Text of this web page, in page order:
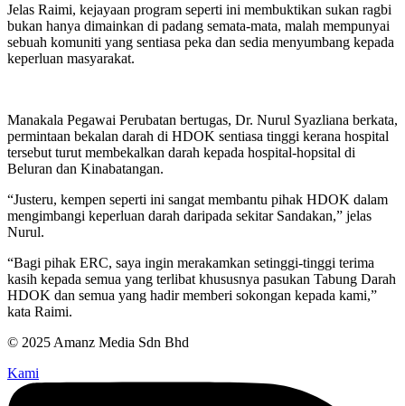
Jelas Raimi, kejayaan program seperti ini membuktikan sukan ragbi
bukan hanya dimainkan di padang semata-mata, malah mempunyai
sebuah komuniti yang sentiasa peka dan sedia menyumbang kepada
keperluan masyarakat.
Manakala Pegawai Perubatan bertugas, Dr. Nurul Syazliana berkata,
permintaan bekalan darah di HDOK sentiasa tinggi kerana hospital
tersebut turut membekalkan darah kepada hospital-hopsital di
Beluran dan Kinabatangan.
“Justeru, kempen seperti ini sangat membantu pihak HDOK dalam
mengimbangi keperluan darah daripada sekitar Sandakan,” jelas
Nurul.
“Bagi pihak ERC, saya ingin merakamkan setinggi-tinggi terima
kasih kepada semua yang terlibat khususnya pasukan Tabung Darah
HDOK dan semua yang hadir memberi sokongan kepada kami,”
kata Raimi.
© 2025 Amanz Media Sdn Bhd
Kami